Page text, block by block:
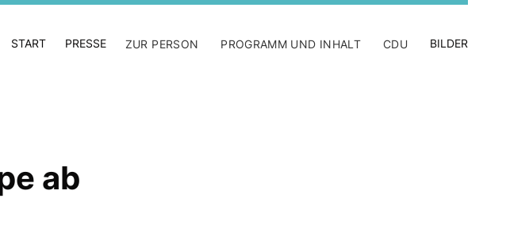
START PRESSE ZUR PERSON PROGRAMM UND INHALT CDU BILDER
ab